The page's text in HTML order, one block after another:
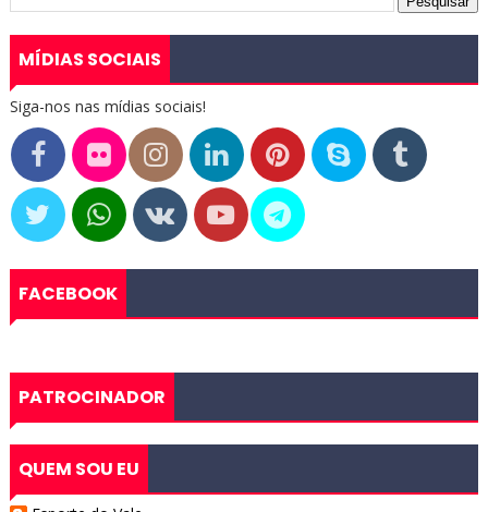
MÍDIAS SOCIAIS
Siga-nos nas mídias sociais!
FACEBOOK
PATROCINADOR
QUEM SOU EU